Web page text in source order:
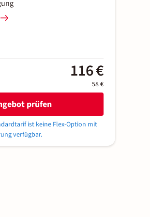
116 €
58 €
prüfen
ist keine Flex-Option mit
verfügbar.